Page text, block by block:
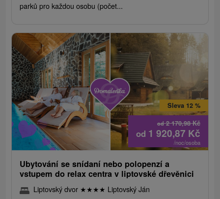
parků pro každou osobu (počet...
od2 170,98Kč
Sleva 12 %
od 1 920,87 Kč
/noc/osoba
Ubytování se snídaní nebo polopenzí a
vstupem do relax centra v liptovské dřevěnici
Liptovský dvor ★★★★ Liptovský Ján